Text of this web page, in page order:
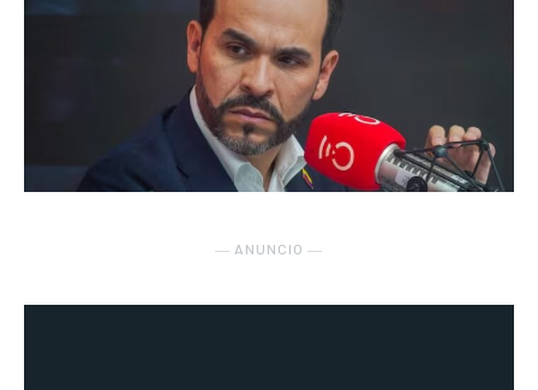
― ANUNCIO ―